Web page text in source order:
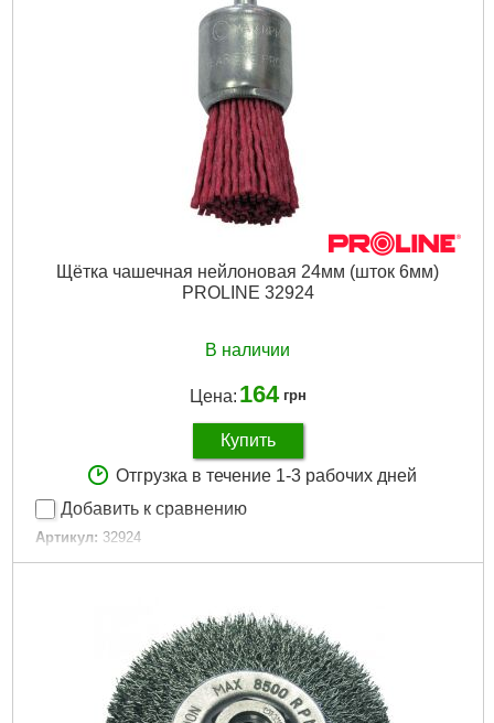
Щётка чашечная нейлоновая 24мм (шток 6мм)
PROLINE 32924
В наличии
Цена: 164 грн
Купить
Отгрузка в течение 1-3 рабочих дней
Добавить к сравнению
Артикул: 32924
Код товара: 16.63.38
Подробнее...